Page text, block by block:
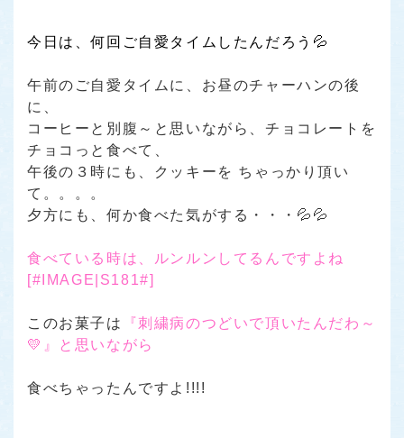
今日は、何回ご自愛タイムしたんだろう💦
午前のご自愛タイムに、お昼のチャーハンの後
に、
コーヒーと別腹～と思いながら、チョコレートを
チョコっと食べて、
午後の３時にも、クッキーを ちゃっかり頂い
て。。。。
夕方にも、何か食べた気がする・・・💦💦
食べている時は、ルンルンしてるんですよね
[#IMAGE|S181#]
このお菓子は
『刺繍病のつどいで頂いたんだわ～
💛』
と思いながら
食べちゃったんですよ!!!!